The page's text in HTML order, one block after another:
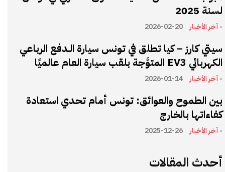
لسنة 2025
- آخر الأخبار 2026-02-20
سيتي كارز – كيا تطلق في تونس سيارة الـدفع الرباعي
الكهربائي EV3 المتوَّجة بلقب سيارة العام عالميًا
- آخر الأخبار 2026-01-14
بين الطموح والعوائق: تونس أمام تحدي استعادة
كفاءاتها بالخارج
- آخر الأخبار 2025-12-26
أحدث المقالات